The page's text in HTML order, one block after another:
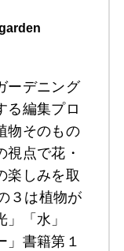
ーデニング
る編集プロ
物そのもの
点で花・
楽しみを取
３は植物が
「水」
」書籍第１